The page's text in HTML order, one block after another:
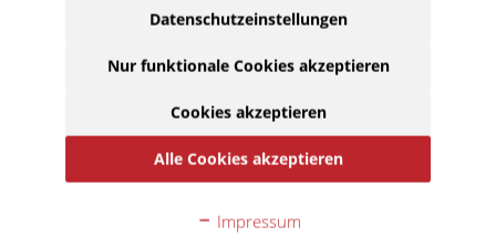
1983 1984
Datenschutzeinstellungen
Nur funktionale Cookies akzeptieren
Cookies akzeptieren
Alle Cookies akzeptieren
Impressum